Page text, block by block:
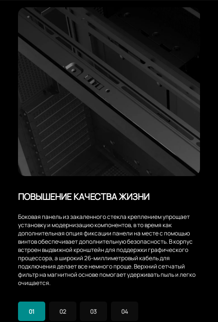
ПОВЫШЕНИЕ КАЧЕСТВА ЖИЗНИ
Боковая панель из закаленного стекла креплением упрощает
установку и модернизацию компонентов, в то время как
дополнительная опция фиксации панели на месте с помощью
винтов обеспечивает дополнительную безопасность. В корпус
встроен выдвижной кронштейн для поддержки графического
процессора, а широкий 26-миллиметровый кабель для
подключения делает все немного проще. Верхний сетчатый
фильтр на магнитной основе помогает удерживать пыль и легко
очищается.
01 02 03 04